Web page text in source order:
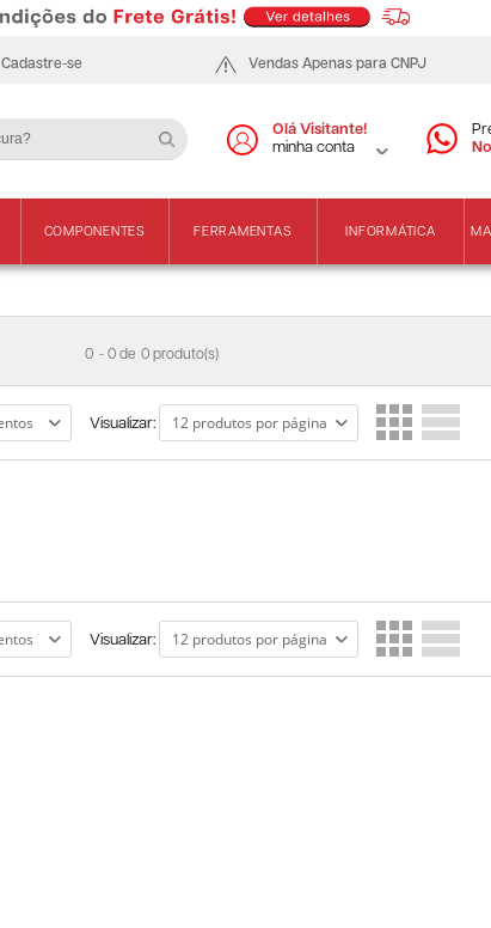
Cadastre-se Vendas Apenas para CNPJ
Olá Visitante!
minha conta
COMPONENTES FERRAMENTAS INFORMÁTICA
0 - 0 de 0 produto(s)
Visualizar:
Visualizar: